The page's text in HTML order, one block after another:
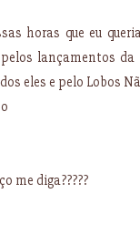
horas que eu
lançamentos da
eles e pelo Lobos
me diga?????